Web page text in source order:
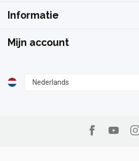
Informatie
Mijn account